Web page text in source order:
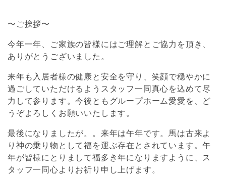
〜ご挨拶〜
今年一年、ご家族の皆様にはご理解とご協力を頂き、
ありがとうございました。
来年も入居者様の健康と安全を守り、笑顔で穏やかに
過ごしていただけるようスタッフ一同真心を込めて尽
力して参ります。今後ともグループホーム愛愛を、ど
うぞよろしくお願いいたします。
最後になりましたが。。来年は午年です。馬は古来よ
り神の乗り物として福を運ぶ存在とされています。午
年が皆様にとりまして福多き年になりますように、ス
タッフ一同心よりお祈り申し上げます。